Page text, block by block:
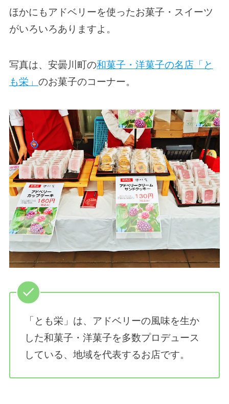
ほかにもアドベリーを使ったお菓子・スイーツ
がいろいろありますよ。
写真は、安曇川町の和菓子・洋菓子の名店「と
も栄」 のお菓子のコーナー。
「とも栄」は、アドベリーの風味を生か
した和菓子・洋菓子を多数プロデュース
している、地域を代表するお店です。